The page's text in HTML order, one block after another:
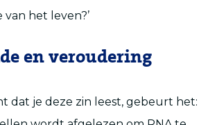
het leven?’
en veroudering
dat je deze zin leest, gebeurt het: